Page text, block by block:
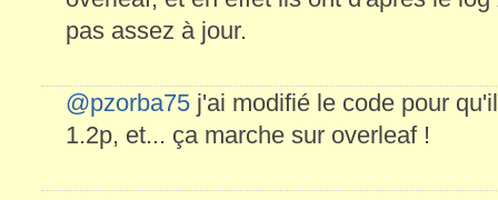
pas assez à jour.
@pzorba75 j'ai modifié le code pour
1.2p, et... ça marche sur overleaf !